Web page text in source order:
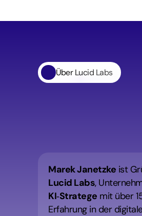
Über Lucid Labs
Marek Janetzke
Lucid Labs
KI‑Stratege mit über
Erfahrung in der